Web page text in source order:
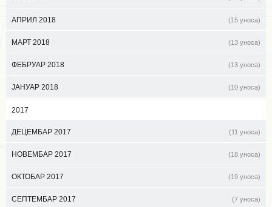
АПРИЛ 2018 (15 уноса)
МАРТ 2018 (13 уноса)
ФЕБРУАР 2018 (13 уноса)
ЈАНУАР 2018 (10 уноса)
2017
ДЕЦЕМБАР 2017 (11 уноса)
НОВЕМБАР 2017 (18 уноса)
ОКТОБАР 2017 (19 уноса)
СЕПТЕМБАР 2017 (7 уноса)